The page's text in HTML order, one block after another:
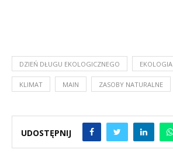
DZIEŃ DŁUGU EKOLOGICZNEGO EKOLOGIA
KLIMAT MAIN ZASOBY NATURALNE
UDOSTĘPNIJ